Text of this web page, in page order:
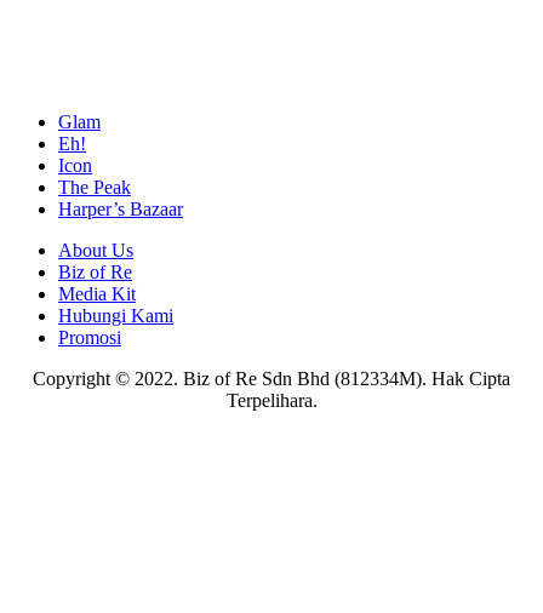
Glam
Eh!
Icon
The Peak
Harper’s Bazaar
About Us
Biz of Re
Media Kit
Hubungi Kami
Promosi
Copyright © 2022. Biz of Re Sdn Bhd (812334M). Hak Cipta
Terpelihara.